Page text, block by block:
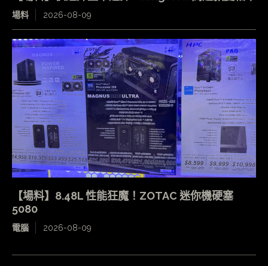
場料 2026-08-09
【場料】8.48L 性能狂魔！ZOTAC 迷你機硬塞
5080
電腦 2026-08-09